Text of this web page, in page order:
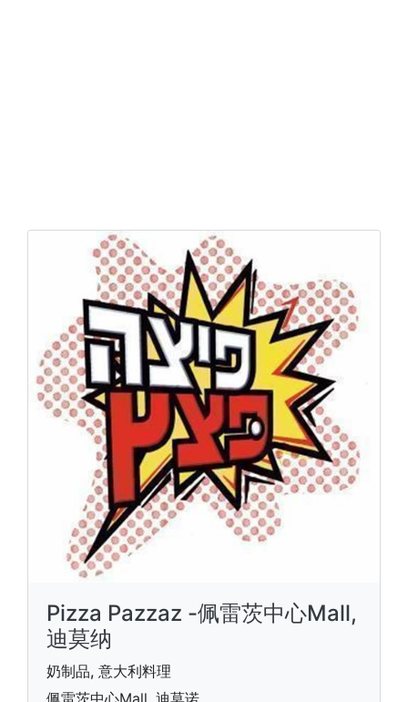
Pizza Pazzaz -佩雷茨中心Mall,
迪莫纳
奶制品, 意大利料理
佩雷茨中心Mall, 迪莫诺